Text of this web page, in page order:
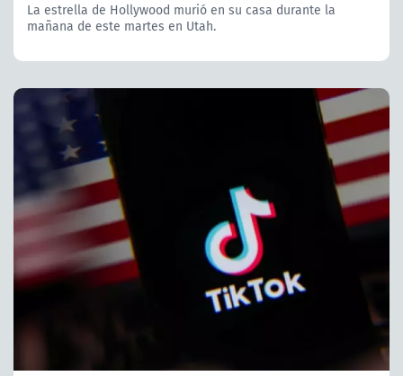
La estrella de Hollywood murió en su casa durante la
mañana de este martes en Utah.